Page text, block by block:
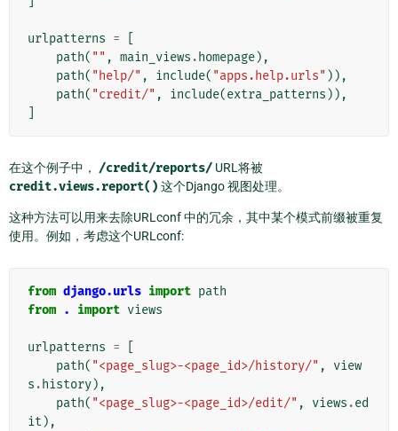
urlpatterns =
path( "" , main_views . homepage),
path( "help/" , include( "apps.help.urls" )),
path( "credit/" , include(extra_patterns )),
在这个例子中， /credit/reports/ URL将被
credit.views.report() 这个Django 视图处理。
这种方法可以用来去除URLconf 中的冗余，其中某个模式前缀被重复
使用。例如，考虑这个URLconf:
from django.urls import path
from . import views
urlpatterns =
path( "<page_slug>-<page_id>/history/" ,
view
s . history),
path( "<page_slug>-<page_id>/edit/" , views .ed
it ),